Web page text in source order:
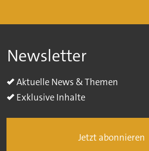
Newsletter
Aktuelle News & Themen
Exklusive Inhalte
Jetzt abonnieren